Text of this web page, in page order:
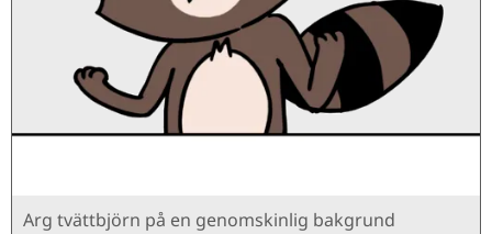
Arg tvättbjörn på en genomskinlig bakgrund